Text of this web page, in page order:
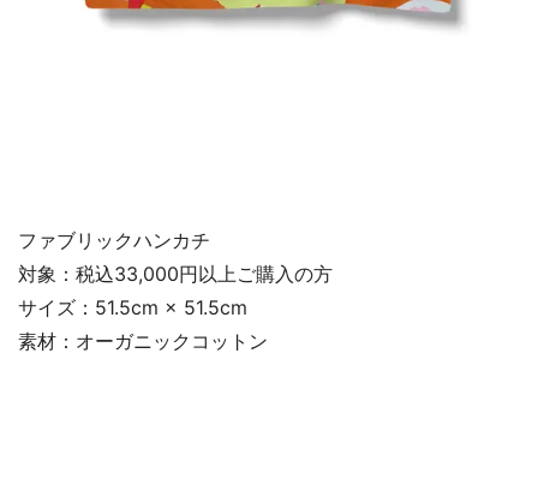
ファブリックハンカチ
対象：税込33,000円以上ご購入の方
サイズ：51.5cm × 51.5cm
素材：オーガニックコットン